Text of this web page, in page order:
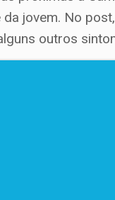
jovem. No
outros